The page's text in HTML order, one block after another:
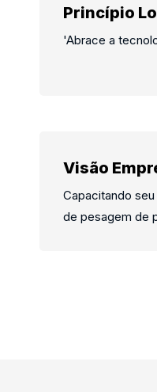
Princípio
'Abrace a
Visão
Capacitando
de pesagem de